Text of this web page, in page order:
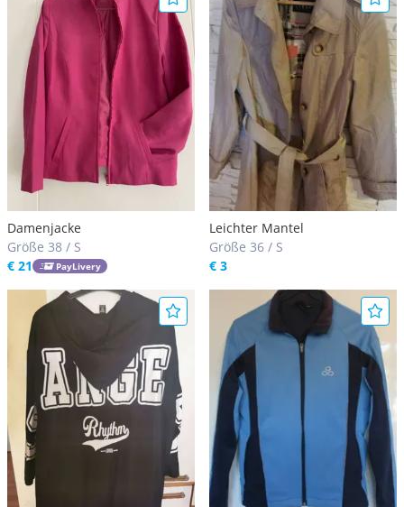
Damenjacke
Größe 38 / S
€ 21
PayLivery
Leichter Mantel
Größe 36 / S
€ 3